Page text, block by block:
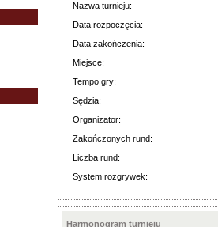
Nazwa turnieju:
Data rozpoczęcia:
Data zakończenia:
Miejsce:
Tempo gry:
Sędzia:
Organizator:
Zakończonych rund:
Liczba rund:
System rozgrywek:
Harmonogram turnieju